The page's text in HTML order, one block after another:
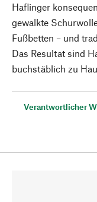
Haflinger
gewalkte
Fußbetten – und
Das Resultat sind
buchstäblich zu
Verantwortlicher